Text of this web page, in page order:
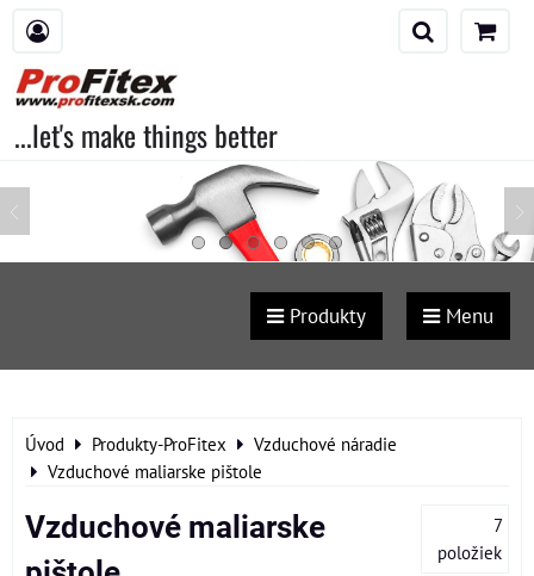
...let's make things better
Produkty Menu
Úvod Produkty-ProFitex
Vzduchové náradie
Vzduchové maliarske pištole
Vzduchové maliarske
7
položiek